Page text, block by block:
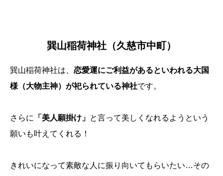
巽山稲荷神社（久慈市中町）
巽山稲荷神社は、 恋愛運にご利益があるといわれる大国
様（大物主神）が祀られている神社です。
さらに 「美人願掛け」 と言って美しくなれるようという
願いも叶えてくれる！
きれいになって素敵な人に振り向いてもらいたい…その